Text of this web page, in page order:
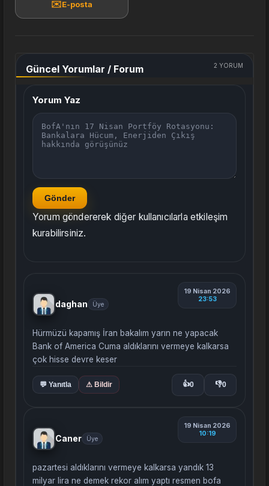
✉️E-posta
Güncel Yorumlar / Forum 2 YORUM
Yorum Yaz
Gönder
Yorum göndererek diğer kullanıcılarla etkileşim
kurabilirsiniz.
daghan Üye
19 Nisan 2026
23:53
Hürmüzü kapamış İran bakalım yarın ne yapacak
Bank of America Cuma aldıklarını vermeye kalkarsa
çok hisse devre keser
💬 Yanıtla ⚠ Bildir 👍0 👎0
Caner Üye
19 Nisan 2026
10:19
pazartesi aldıklarını vermeye kalkarsa yandık 13
milyar lira ne demek rekor alım yaptı resmen bofa